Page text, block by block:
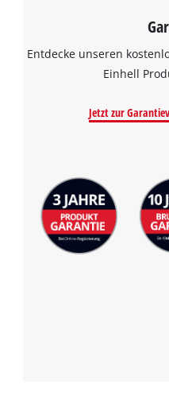
Entdecke unseren
Einhell
Jetzt zur